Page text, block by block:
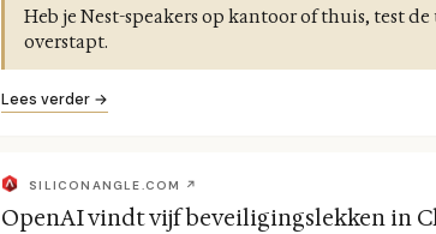
Heb je Nest-speakers op kantoor of thuis, test
overstapt.
Lees verder →
SILICONANGLE.COM ↗
OpenAI vindt vijf beveiligingslekken in